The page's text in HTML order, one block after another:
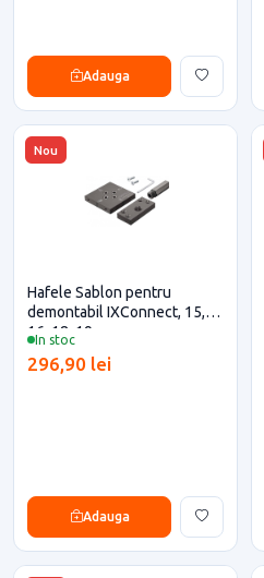
Adauga
Nou
In stoc
Hafele Sablon pentru
demontabil IXConnect, 15,
16, 18, 19mm
296,90 lei
Adauga